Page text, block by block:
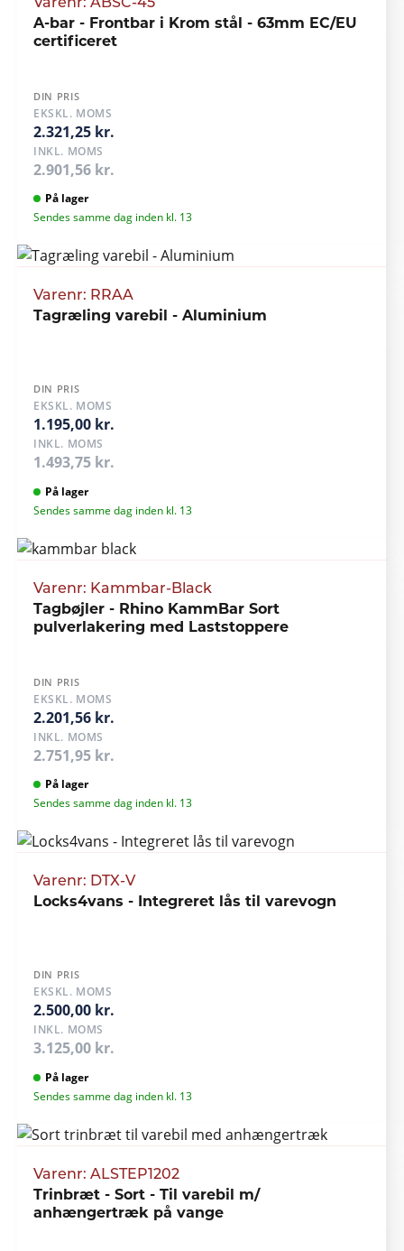
Varenr: ABSC-45
A-bar - Frontbar i Krom stål - 63mm EC/EU
certificeret
DIN PRIS
EKSKL. MOMS
2.321,25 kr.
INKL. MOMS
2.901,56 kr.
På lager
Sendes samme dag inden kl. 13
Varenr: RRAA
Tagræling varebil - Aluminium
DIN PRIS
EKSKL. MOMS
1.195,00 kr.
INKL. MOMS
1.493,75 kr.
På lager
Sendes samme dag inden kl. 13
Varenr: Kammbar-Black
Tagbøjler - Rhino KammBar Sort
pulverlakering med Laststoppere
DIN PRIS
EKSKL. MOMS
2.201,56 kr.
INKL. MOMS
2.751,95 kr.
På lager
Sendes samme dag inden kl. 13
Varenr: DTX-V
Locks4vans - Integreret lås til varevogn
DIN PRIS
EKSKL. MOMS
2.500,00 kr.
INKL. MOMS
3.125,00 kr.
På lager
Sendes samme dag inden kl. 13
Varenr: ALSTEP1202
Trinbræt - Sort - Til varebil m/
anhængertræk på vange